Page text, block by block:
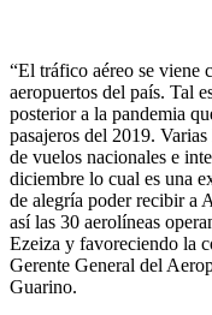
“El tráfico aéreo se viene
aeropuertos del país. Tal
posterior a la pandemia
pasajeros del 2019.
de vuelos nacionales e
diciembre lo cual es una
de alegría poder recibir a
así las 30 aerolíneas
Ezeiza y favoreciendo la
Gerente General del
Guarino.